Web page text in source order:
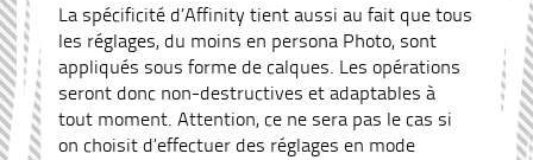
La spécificité d’Affinity tient aussi au fait que tous
les réglages, du moins en persona Photo, sont
appliqués sous forme de calques. Les opérations
seront donc non-destructives et adaptables à
tout moment. Attention, ce ne sera pas le cas si
on choisit d’effectuer des réglages en mode